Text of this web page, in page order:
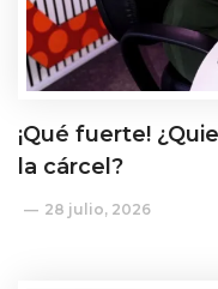
¡Qué fuerte!
la cárcel?
28 julio, 2026